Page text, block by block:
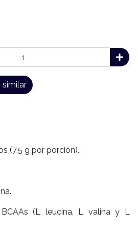
similar
(7,5 g por porción).
BCAAs (L leucina, L valina y L